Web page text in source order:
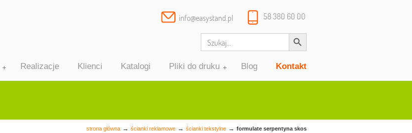
info@easystand.pl
58 380 60 00
Search
for:
Search Button
Realizacje Klienci Katalogi Pliki do druku Blog Kontakt
strona główna → ścianki reklamowe → ścianki tekstylne → formulate serpentyna skos